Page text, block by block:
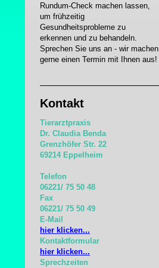
Rundum-Check machen lassen,
um frühzeitig
Gesundheitsprobleme zu
erkennen und zu behandeln.
Sprechen Sie uns an - wir machen
gerne einen Termin mit Ihnen aus!
Kontakt
Tierarztpraxis
Dr. Claudia Benda
Grenzhöfer Str. 22
69214 Eppelheim
Telefon
06221/ 75 50 48
Fax
06221/ 75 50 49
E-Mail
hier klicken...
Kontaktformular
hier klicken...
Sprechzeiten